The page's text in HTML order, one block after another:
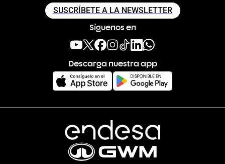
SUSCRÍBETE A LA NEWSLETTER
Síguenos en
Descarga nuestra app